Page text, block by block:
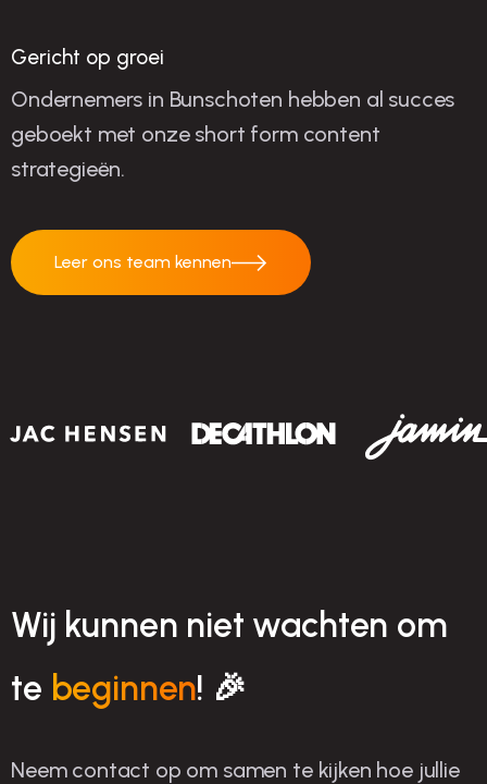
Gericht op groei
Ondernemers in Bunschoten hebben al succes
geboekt met onze short form content
strategieën.
Leer ons team kennen
Wij kunnen niet wachten om
te beginnen! 🎉
Neem contact op om samen te kijken hoe jullie